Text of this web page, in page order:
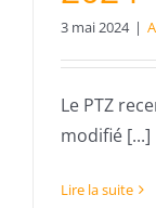
3 mai 2024 |
Le PTZ
modifié [...]
Lire la suite